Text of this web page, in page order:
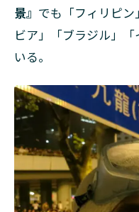
景』 でも「フィリピン
ビア」「ブラジル」
いる。